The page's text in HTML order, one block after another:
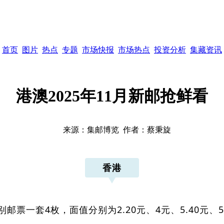
首页 图片 热点 专题 市场快报 市场热点 投资分析 集藏资讯
港澳2025年11月新邮抢鲜看
来源： 集邮博览 作者： 蔡秉旋
香港
邮票一套4枚，面值分别为2.20元、4元、5.40元、